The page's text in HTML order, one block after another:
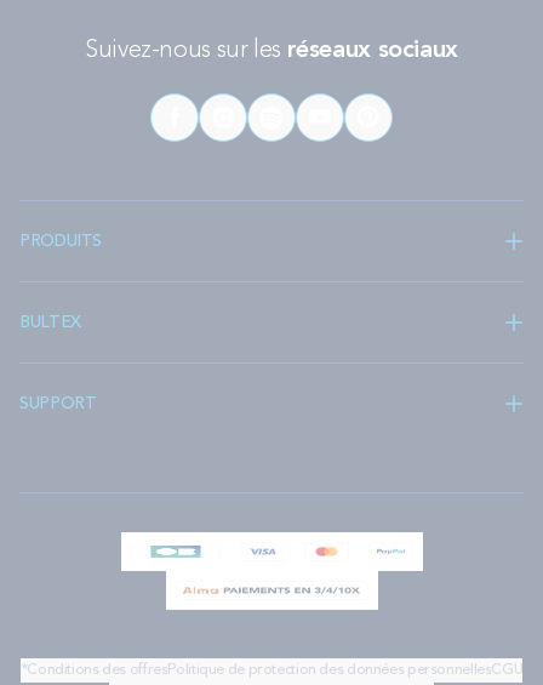
Suivez-nous sur les réseaux sociaux
PRODUITS
BULTEX
SUPPORT
*Conditions des offresPolitique de protection des données personnellesCGU